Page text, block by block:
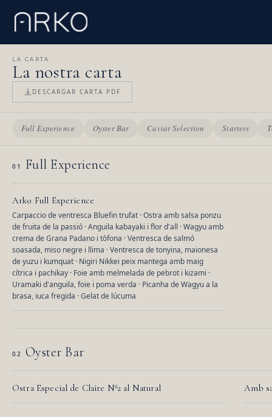
LA CARTA
La nostra carta
DESCARGAR CARTA PDF
Full Experience Oyster Bar Caviar Selection Starters
01 Full Experience
Arko Full Experience
Carpaccio de ventresca Bluefin trufat · Ostra amb salsa ponzu
de fruita de la passió · Anguila kabayaki i flor d'all · Wagyu amb
crema de Grana Padano i tòfona · Ventresca de salmó
soasada, miso negre i llima · Ventresca de tonyina, maionesa
de yuzu i kumquat · Nigiri Nikkei peix mantega amb maig
cítrica i pachikay · Foie amb melmelada de pebrot i kizami ·
Uramaki d'anguila, foie i poma verda · Picanha de Wagyu a la
brasa, iuca fregida · Gelat de lúcuma
02 Oyster Bar
Ostra Especial de Claire Nº2 al Natural Amb